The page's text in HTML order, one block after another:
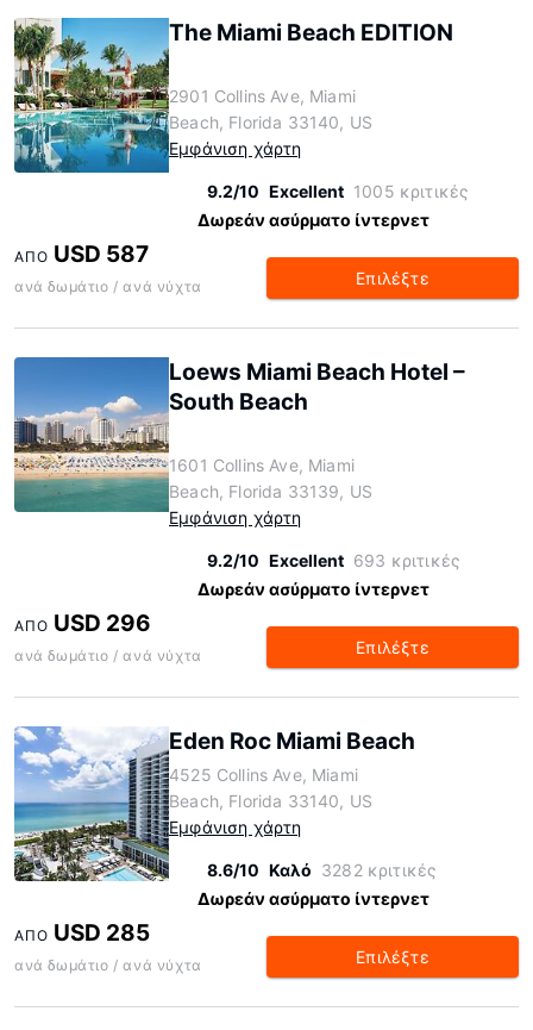
The Miami Beach EDITION
2901 Collins Ave, Miami
Beach, Florida 33140, US
Εμφάνιση χάρτη
9.2/10 Excellent 1005 κριτικές
Δωρεάν ασύρματο ίντερνετ
ΑΠΌ USD 587
ανά δωμάτιο / ανά νύχτα Επιλέξτε
Loews Miami Beach Hotel –
South Beach
1601 Collins Ave, Miami
Beach, Florida 33139, US
Εμφάνιση χάρτη
9.2/10 Excellent 693 κριτικές
Δωρεάν ασύρματο ίντερνετ
ΑΠΌ USD 296
ανά δωμάτιο / ανά νύχτα Επιλέξτε
Eden Roc Miami Beach
4525 Collins Ave, Miami
Beach, Florida 33140, US
Εμφάνιση χάρτη
8.6/10 Καλό 3282 κριτικές
Δωρεάν ασύρματο ίντερνετ
ΑΠΌ USD 285
ανά δωμάτιο / ανά νύχτα Επιλέξτε